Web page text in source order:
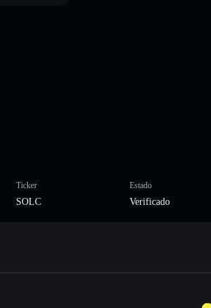
Ticker
SOLC
Estado
Verificado